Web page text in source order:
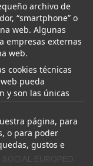
archivo de
“smartphone” o
web. Algunas
empresas externas
web.
cookies técnicas
pueda
y son las únicas
página, para
o para poder
gustos e
EUROPEO